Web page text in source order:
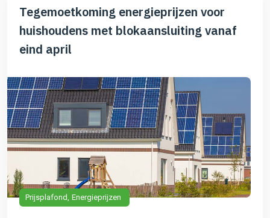
Tegemoetkoming energieprijzen voor
huishoudens met blokaansluiting vanaf
eind april
Prijsplafond Energieprijzen